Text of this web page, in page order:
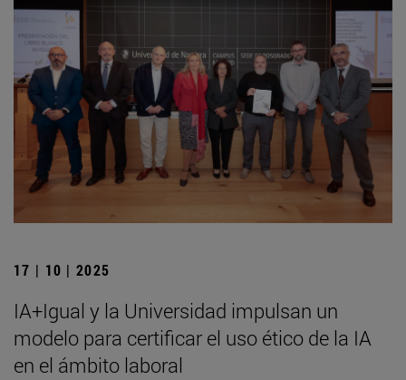
17 | 10 | 2025
IA+Igual y la Universidad impulsan un
modelo para certificar el uso ético de la IA
en el ámbito laboral